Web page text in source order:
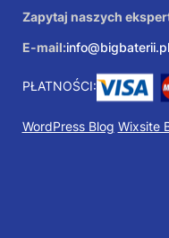
Zapytaj naszych
E-mail:info@bigbaterii.pl
PŁATNOŚCI:
WordPress Blog Wixsite